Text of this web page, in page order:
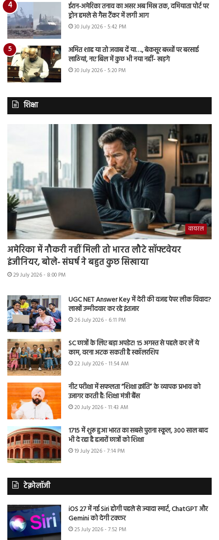
ईरान-अमेरिका तनाव का असर अब मिस्र तक, दमियाता पोर्ट पर
ड्रोन हमले से गैस टैंकर में लगी आग
30 July 2026 - 5:42 PM
अमित शाह या तो जवाब दें या…., बेकसूर बच्चों पर बरसाई
लाठियां, नए बिल में कुछ भी नया नहीं- खड़गे
30 July 2026 - 5:20 PM
शिक्षा
वायरल
अमेरिका में नौकरी नहीं मिली तो भारत लौटे सॉफ्टवेयर
इंजीनियर, बोले- संघर्ष ने बहुत कुछ सिखाया
29 July 2026 - 8:00 PM
UGC NET Answer Key में देरी की वजह पेपर लीक विवाद?
लाखों उम्मीदवार कर रहे इंतजार
26 July 2026 - 6:11 PM
SC छात्रों के लिए बड़ा अपडेट! 15 अगस्त से पहले कर लें ये
काम, वरना अटक सकती है स्कॉलरशिप
22 July 2026 - 11:54 AM
नीट परीक्षा में सफलता “शिक्षा क्रांति” के व्यापक प्रभाव को
उजागर करती है: शिक्षा मंत्री बैंस
20 July 2026 - 11:43 AM
1715 में शुरू हुआ भारत का सबसे पुराना स्कूल, 300 साल बाद
भी दे रहा है हजारों छात्रों को शिक्षा
19 July 2026 - 7:14 PM
टेक्नोलॉजी
iOS 27 में नई Siri होगी पहले से ज्यादा स्मार्ट, ChatGPT और
Gemini को देगी टक्कर
25 July 2026 - 7:52 PM